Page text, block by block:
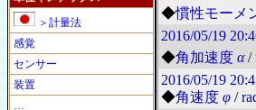
＞計量法
感覚
センサー
装置
…
◆慣性モーメ
2016/05/19
◆角加速度 α/
2016/05/19
◆角速度 φ /